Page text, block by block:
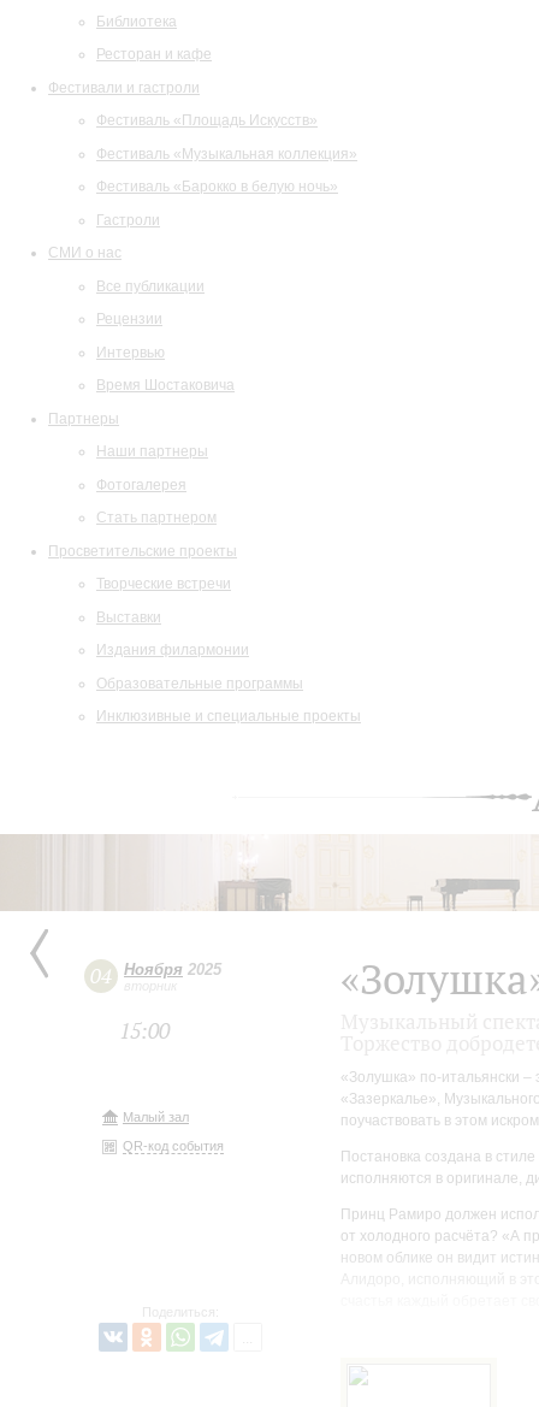
Библиотека
Ресторан и кафе
Фестивали и гастроли
Фестиваль «Площадь Искусств»
Фестиваль «Музыкальная коллекция»
Фестиваль «Барокко в белую ночь»
Гастроли
СМИ о нас
Все публикации
Рецензии
Интервью
Время Шостаковича
Партнеры
Наши партнеры
Фотогалерея
Стать партнером
Просветительские проекты
Творческие встречи
Выставки
Издания филармонии
Образовательные программы
Инклюзивные и специальные проекты
04 Ноября 2025
вторник
15:00
Малый зал
QR-код события
Поделиться:
«Золушка» по-итальянски –
«Зазеркалье»,
поучаствовать в этом
Постановка создана в
исполняются в оригинале,
Принц Рамиро должен
от холодного расчёта? «А
новом облике он видит